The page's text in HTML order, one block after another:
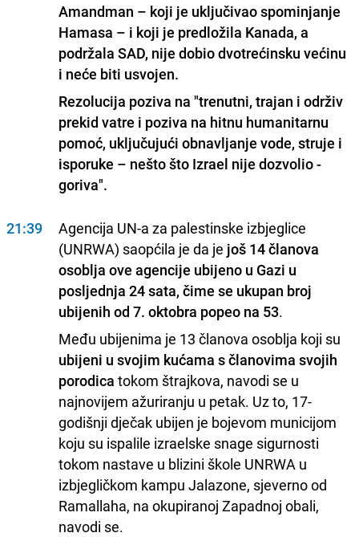
Amandman – koji je uključivao spominjanje
Hamasa – i koji je predložila Kanada, a
podržala SAD, nije dobio dvotrećinsku većinu
i neće biti usvojen.
Rezolucija poziva na "trenutni, trajan i održiv
prekid vatre i poziva na hitnu humanitarnu
pomoć, uključujući obnavljanje vode, struje i
isporuke – nešto što Izrael nije dozvolio -
goriva".
21:39
Agencija UN-a za palestinske izbjeglice
(UNRWA) saopćila je da je još 14 članova
osoblja ove agencije ubijeno u Gazi u
posljednja 24 sata, čime se ukupan broj
ubijenih od 7. oktobra popeo na 53.
Među ubijenima je 13 članova osoblja koji su
ubijeni u svojim kućama s članovima svojih
porodica tokom štrajkova, navodi se u
najnovijem ažuriranju u petak. Uz to, 17-
godišnji dječak ubijen je bojevom municijom
koju su ispalile izraelske snage sigurnosti
tokom nastave u blizini škole UNRWA u
izbjegličkom kampu Jalazone, sjeverno od
Ramallaha, na okupiranoj Zapadnoj obali,
navodi se.